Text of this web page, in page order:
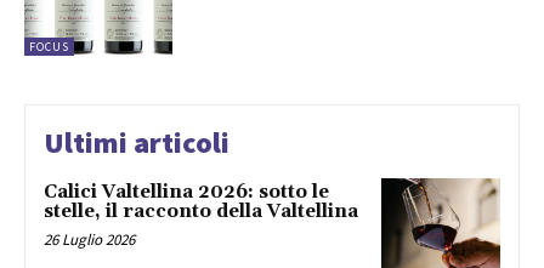
FOCUS
Ultimi articoli
Calici Valtellina 2026: sotto le
stelle, il racconto della Valtellina
26 Luglio 2026